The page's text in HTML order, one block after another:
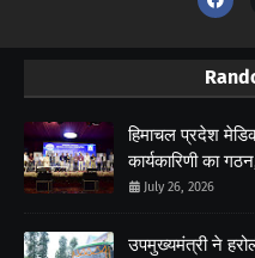
हिमाचल प्रदेश
कार्यकारिणी का
July 26, 2026
उपमुख्यमंत्री ने